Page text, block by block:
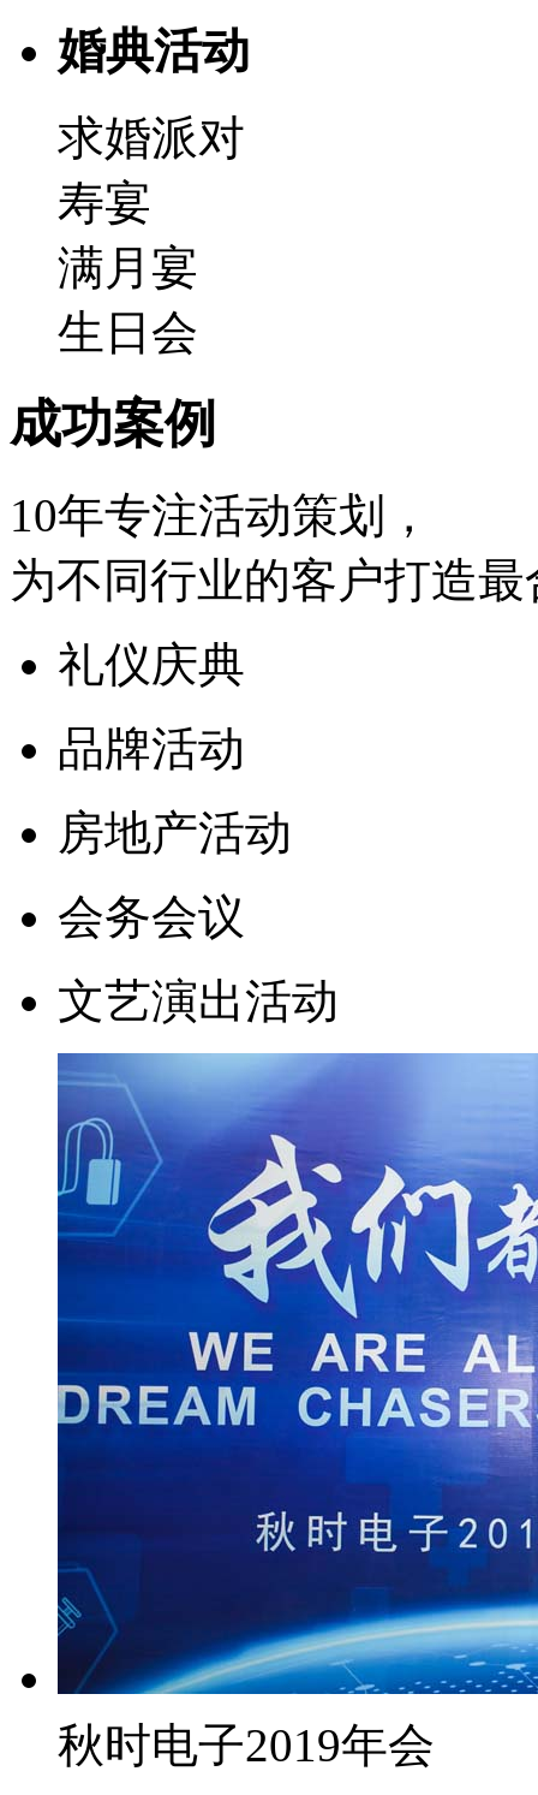
婚典活动
求婚派对
寿宴
满月宴
生日会
成功案例
10年专注活动策划，
为不同行业的客户打造
礼仪庆典
品牌活动
房地产活动
会务会议
文艺演出活动
秋时电子2019年会